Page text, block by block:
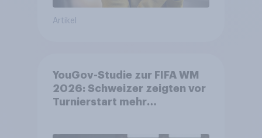
Artikel
YouGov-Studie zur FIFA WM
2026: Schweizer zeigten vor
Turnierstart mehr